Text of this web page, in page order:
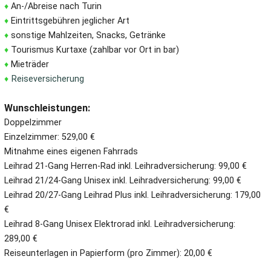
♦An-/Abreise nach Turin
♦Eintrittsgebühren jeglicher Art
♦sonstige Mahlzeiten, Snacks, Getränke
♦Tourismus Kurtaxe (zahlbar vor Ort in bar)
♦Mieträder
♦ Reiseversicherung
Wunschleistungen:
Doppelzimmer
Einzelzimmer: 529,00 €
Mitnahme eines eigenen Fahrrads
Leihrad 21-Gang Herren-Rad inkl. Leihradversicherung: 99,00 €
Leihrad 21/24-Gang Unisex inkl. Leihradversicherung: 99,00 €
Leihrad 20/27-Gang Leihrad Plus inkl. Leihradversicherung: 179,00
€
Leihrad 8-Gang Unisex Elektrorad inkl. Leihradversicherung:
289,00 €
Reiseunterlagen in Papierform (pro Zimmer): 20,00 €